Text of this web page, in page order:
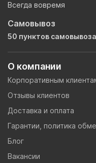
О компании
Корпоративным
Отзывы клиентов
Доставка и оплата
Гарантии, политика
Блог
Вакансии
Всегда вовремя
Самовывоз
50 пунктов самовывоза